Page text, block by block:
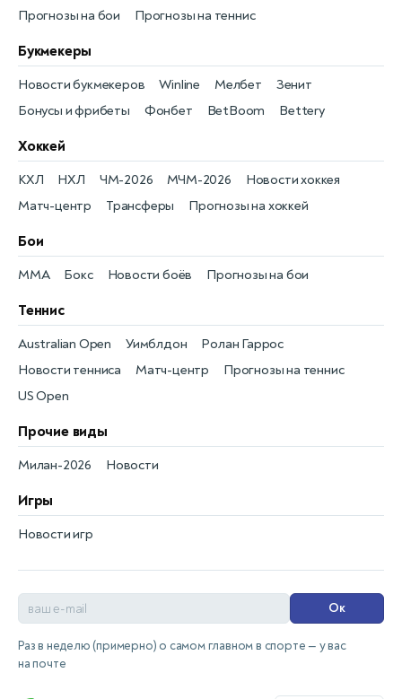
Прогнозы на бои Прогнозы на теннис
Букмекеры
Бонусы и фрибеты
Новости букмекеров
Фонбет
Winline
BetBoom
Мелбет
Bettery
Зенит
Хоккей
Новости хоккея
КХЛ
Матч-центр
НХЛ
Трансферы
ЧМ-2026
Прогнозы на хоккей
МЧМ-2026
Бои
Новости боёв
MMA Прогнозы на бои
Бокс
Теннис
Новости тенниса
Australian Open
Матч-центр
Уимблдон
Прогнозы на теннис
Ролан Гаррос
US Open
Прочие виды
Новости
Милан-2026
Игры
Новости игр
Ок
Раз в неделю (примерно) о самом главном в спорте — у вас
на почте